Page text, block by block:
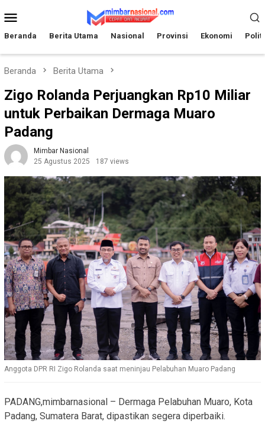
ke
Mobile
Beranda Berita Utama Nasional Provinsi Ekonomi
Beranda Berita Utama
Zigo Rolanda Perjuangkan Rp10 Miliar
untuk Perbaikan Dermaga Muaro
Padang
Mimbar Nasional
25 Agustus 2025
187 views
Anggota DPR RI Zigo Rolanda saat meninjau Pelabuhan Muaro Padang
PADANG,mimbarnasional – Dermaga Pelabuhan Muaro, Kota
Padang, Sumatera Barat, dipastikan segera diperbaiki.